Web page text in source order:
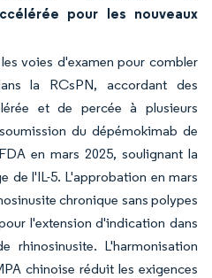
pour les nouveaux
voies d'examen pour combler
la RCsPN, accordant des
et de percée à plusieurs
du dépémokimab de
en mars 2025, soulignant la
de l'IL-5. L'approbation en mars
chronique sans polypes
l'extension d'indication dans
rhinosinusite. L'harmonisation
chinoise réduit les exigences